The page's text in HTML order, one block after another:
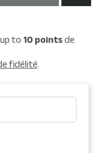
to10pointsde
fidélité.